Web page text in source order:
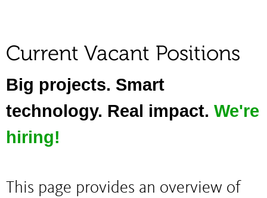
Current Vacant Positions
Big projects. Smart
technology. Real impact. We're
hiring!
This page provides an overview of